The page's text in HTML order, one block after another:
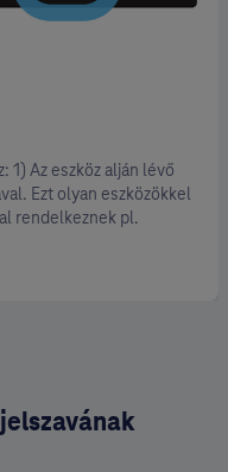
1) Az eszköz alján lévő
Ezt olyan eszközökkel
rendelkeznek pl.